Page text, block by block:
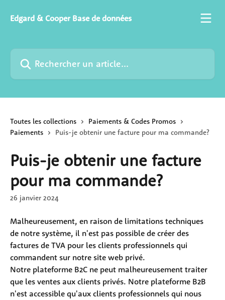
Edgard & Cooper Base de données
Rechercher un article...
Toutes les collections
Paiements & Codes Promos
Paiements
Puis-je obtenir une facture pour ma commande?
Puis-je obtenir une facture
pour ma commande?
26 janvier 2024
Malheureusement, en raison de limitations techniques
de notre système, il n'est pas possible de créer des
factures de TVA pour les clients professionnels qui
commandent sur notre site web privé.
Notre plateforme B2C ne peut malheureusement traiter
que les ventes aux clients privés. Notre plateforme B2B
n'est accessible qu'aux clients professionnels qui nous